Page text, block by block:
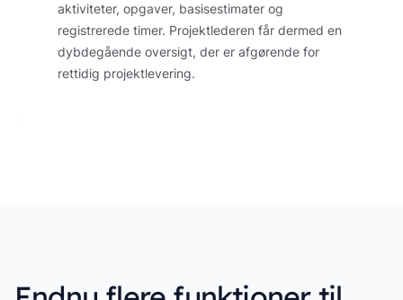
aktiviteter, opgaver, basisestimater og
registrerede timer. Projektlederen får dermed en
dybdegående oversigt, der er afgørende for
rettidig projektlevering.